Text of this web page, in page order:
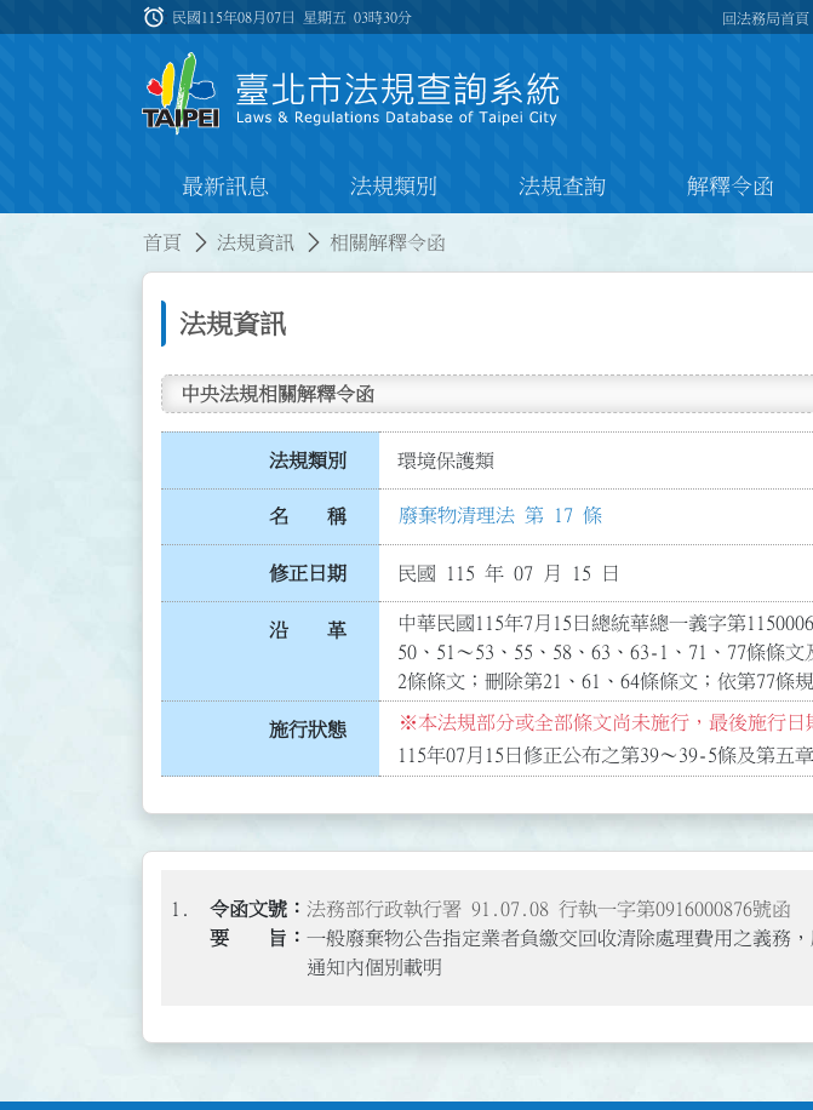
:::
alarm 民國115年08月07日 星期五03時30分 回法務局首頁
最新訊息 法規類別 法規查詢 解釋令函
首頁 法規資訊 相關解釋令函
法規資訊
中央法規相關解釋令函
法規類別 環境保護類
名 稱 廢棄物清理法 第 17 條
修正日期 民國 115 年 07 月 15 日
沿 革
中華民國115年7月15日總統華總一義字第
50、51～53、55、58、63、63-1、71、77條條
2條條文；刪除第21、61、64條條文；依第77
施行狀態
※本法規部分或全部條文尚未施行，最後施行日
1.
法務部行政執行署 91.07.08 行執一字第0916000876號函
一般廢棄物公告指定業者負繳交回收清除處理費用之義務
通知內個別載明